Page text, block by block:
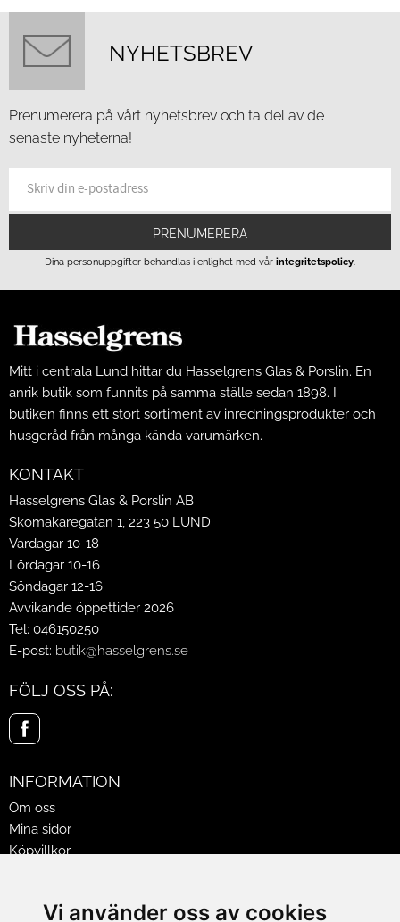
Vi använder oss av cookies
NYHETSBREV
Prenumerera på vårt nyhetsbrev och ta del av de
senaste nyheterna!
PRENUMERERA
Dina personuppgifter behandlas i enlighet med vår integritetspolicy.
Mitt i centrala Lund hittar du Hasselgrens Glas & Porslin. En
anrik butik som funnits på samma ställe sedan 1898. I
butiken finns ett stort sortiment av inredningsprodukter och
husgeråd från många kända varumärken.
KONTAKT
Hasselgrens Glas & Porslin AB
Skomakaregatan 1, 223 50 LUND
Vardagar 10-18
Lördagar 10-16
Söndagar 12-16
Avvikande öppettider 2026
Tel: 046150250
E-post: butik@hasselgrens.se
FÖLJ OSS PÅ:
INFORMATION
Om oss
Mina sidor
Köpvillkor
Jobba på Hasselgrens